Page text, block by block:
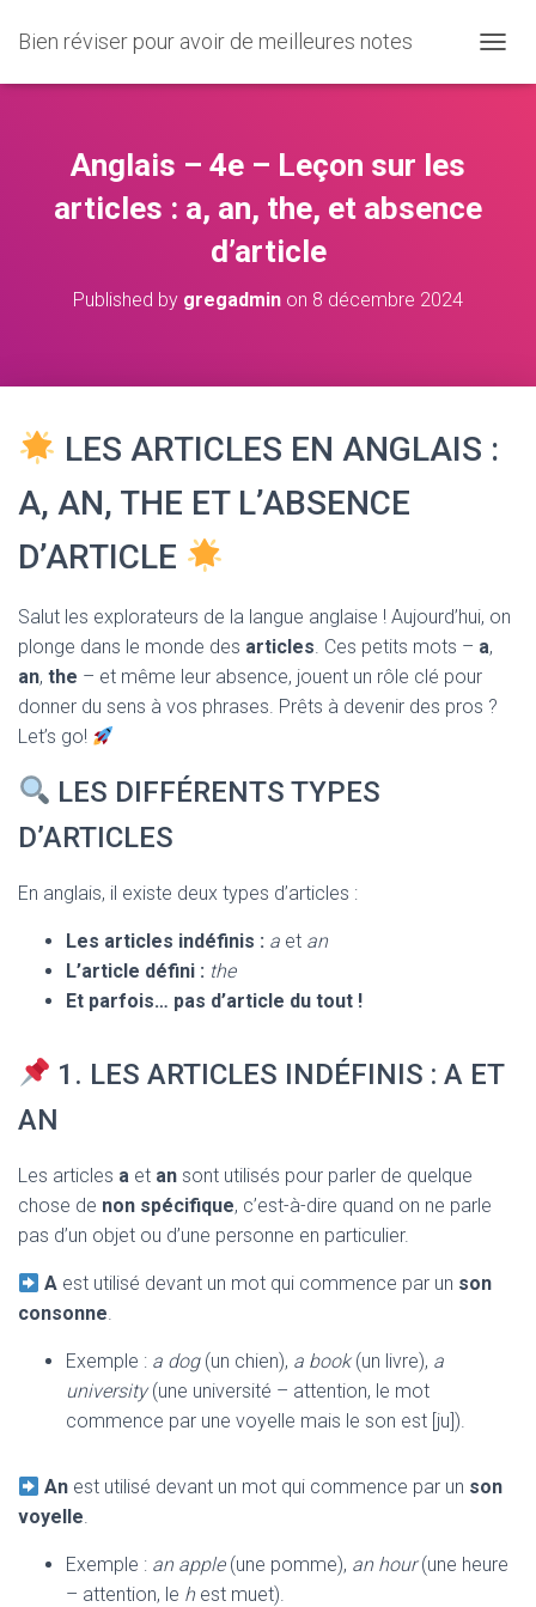
Bien réviser pour avoir de meilleures notes
U
V
Anglais – 4e – Leçon sur les
articles : a, an, the, et absence
d’article
Published by gregadmin on 8 décembre 2024
LES ARTICLES EN ANGLAIS :
A, AN, THE ET L’ABSENCE
D’ARTICLE
Salut les explorateurs de la langue anglaise ! Aujourd’hui, on
plonge dans le monde des articles. Ces petits mots – a,
an, the – et même leur absence, jouent un rôle clé pour
donner du sens à vos phrases. Prêts à devenir des pros ?
Let’s go!
LES DIFFÉRENTS TYPES
D’ARTICLES
En anglais, il existe deux types d’articles :
Les articles indéfinis : a et an
L’article défini : the
Et parfois… pas d’article du tout !
1. LES ARTICLES INDÉFINIS : A ET
AN
Les articles a et an sont utilisés pour parler de quelque
chose de non spécifique, c’est-à-dire quand on ne parle
pas d’un objet ou d’une personne en particulier.
A est utilisé devant un mot qui commence par un son
consonne.
Exemple : a dog(un chien), a book(un livre), a
university(une université – attention, le mot
commence par une voyelle mais le son est [ju]).
An est utilisé devant un mot qui commence par un son
voyelle.
Exemple : an apple(une pomme), an hour(une heure
– attention, le hest muet).